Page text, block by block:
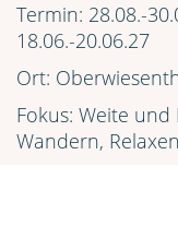
Termin: 28.08.-
18.06.-20.06.27
Ort:
Fokus: Weite
Wandern,